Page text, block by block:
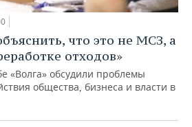
что это не МСЗ, а
отходов»
«Волга» обсудили проблемы
общества, бизнеса и власти в